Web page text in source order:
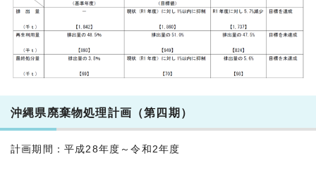
沖縄県廃棄物処理計画（第四期）
計画期間：平成28年度～令和2年度